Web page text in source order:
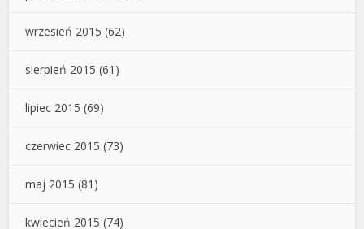
wrzesień 2015 (62)
sierpień 2015 (61)
lipiec 2015 (69)
czerwiec 2015 (73)
maj 2015 (81)
kwiecień 2015 (74)